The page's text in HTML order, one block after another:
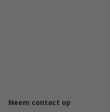
Neem contact op